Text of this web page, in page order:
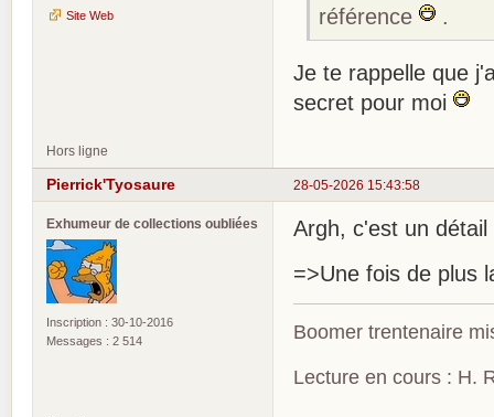
Site Web
référence
.
Je te rappelle que
secret pour moi
Hors ligne
28-05-2026 15:43:58
Pierrick'Tyosaure
Exhumeur de collections oubliées
Inscription : 30-10-2016
Messages : 2 514
Argh, c'est un
=>Une fois de plus
Boomer trentenaire
Lecture en cours : H.